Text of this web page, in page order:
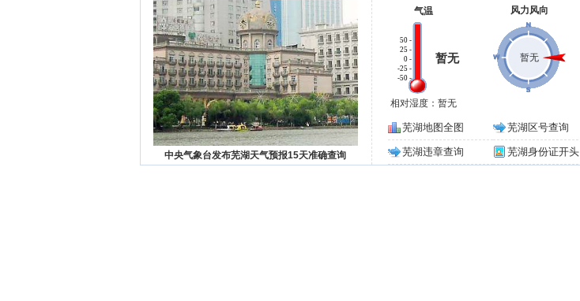
气温
50 -
25 -
0 -
-25 -
-50 -
暂无
相对湿度：暂无
风力风向
暂无
芜湖地图全图 芜湖区号查询
芜湖违章查询 芜湖身份证开头
中央气象台发布芜湖天气预报15天准确查询